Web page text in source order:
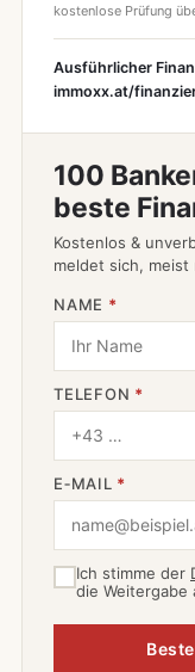
kostenlose Prüfung
Ausführlicher
immoxx.at/
100
beste
Kostenlos &
meldet sich, meist
NAME *
TELEFON *
E‑MAIL *
Ich stimme der
die Weitergabe